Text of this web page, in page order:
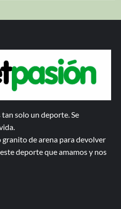
solo un deporte. Se
de arena para devolver
deporte que amamos y nos